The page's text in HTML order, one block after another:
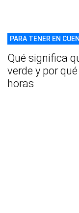
PARA TENER EN
Qué significa
verde y por
horas